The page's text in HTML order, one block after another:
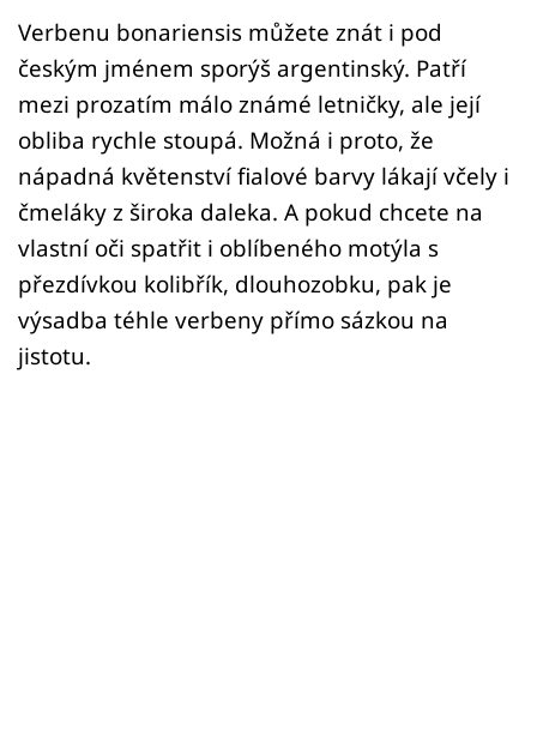
Verbenu bonariensis můžete znát i pod
českým jménem sporýš argentinský. Patří
mezi prozatím málo známé letničky, ale její
obliba rychle stoupá. Možná i proto, že
nápadná květenství fialové barvy lákají včely i
čmeláky z široka daleka. A pokud chcete na
vlastní oči spatřit i oblíbeného motýla s
přezdívkou kolibřík, dlouhozobku, pak je
výsadba téhle verbeny přímo sázkou na
jistotu.